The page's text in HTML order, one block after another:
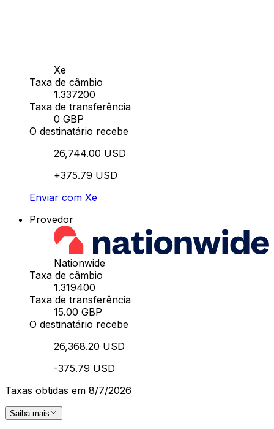
Xe
Taxa de câmbio
1.337200
Taxa de transferência
0 GBP
O destinatário recebe
26,744.00 USD
+375.79 USD
Enviar com Xe
Provedor
Nationwide
Taxa de câmbio
1.319400
Taxa de transferência
15.00 GBP
O destinatário recebe
26,368.20 USD
-375.79 USD
Taxas obtidas em 8/7/2026
Saiba mais